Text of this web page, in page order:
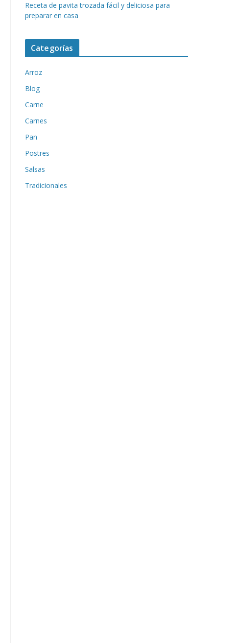
Receta de pavita trozada fácil y deliciosa para
preparar en casa
Categorías
Arroz
Blog
Carne
Carnes
Pan
Postres
Salsas
Tradicionales